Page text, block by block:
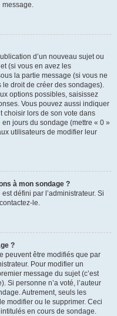
message.
d’un nouveau sujet ou
(si vous en avez les
la partie message (si vous ne
le droit de créer des sondages).
options possibles, saisissez
Vous pouvez aussi indiquer
choisir lors de son vote dans
jours du sondage (mettre « 0 »
utilisateurs de modifier leur
à mon sondage ?
défini par l’administrateur. Si
le.
?
peuvent être modifiés que par
Pour modifier un
message du sujet (c’est
Si personne n’a voté, l’auteur
Autrement, seuls les
modifier ou le supprimer. Ceci
en cours de sondage.